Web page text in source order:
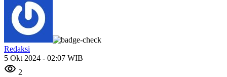
Redaksi
5 Okt 2024 - 02:07 WIB
2